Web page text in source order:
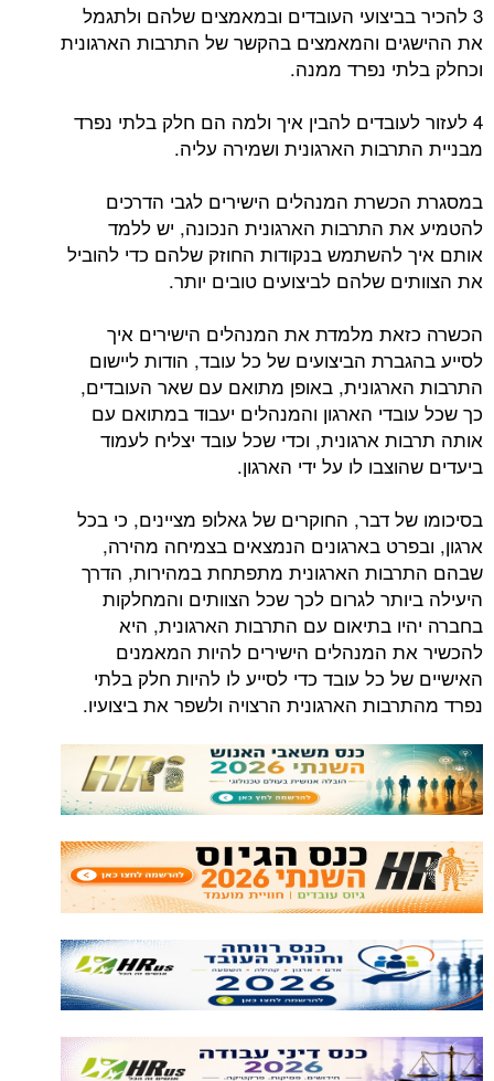
3 להכיר בביצועי העובדים ובמאמצים שלהם ולתגמל
את ההישגים והמאמצים בהקשר של התרבות הארגונית
וכחלק בלתי נפרד ממנה.
4 לעזור לעובדים להבין איך ולמה הם חלק בלתי נפרד
מבניית התרבות הארגונית ושמירה עליה.
במסגרת הכשרת המנהלים הישירים לגבי הדרכים
להטמיע את התרבות הארגונית הנכונה, יש ללמד
אותם איך להשתמש בנקודות החוזק שלהם כדי להוביל
את הצוותים שלהם לביצועים טובים יותר.
הכשרה כזאת מלמדת את המנהלים הישירים איך
לסייע בהגברת הביצועים של כל עובד, הודות ליישום
התרבות הארגונית, באופן מתואם עם שאר העובדים,
כך שכל עובדי הארגון והמנהלים יעבוד במתואם עם
אותה תרבות ארגונית, וכדי שכל עובד יצליח לעמוד
ביעדים שהוצבו לו על ידי הארגון.
בסיכומו של דבר, החוקרים של גאלופ מציינים, כי בכל
ארגון, ובפרט בארגונים הנמצאים בצמיחה מהירה,
שבהם התרבות הארגונית מתפתחת במהירות, הדרך
היעילה ביותר לגרום לכך שכל הצוותים והמחלקות
בחברה יהיו בתיאום עם התרבות הארגונית, היא
להכשיר את המנהלים הישירים להיות המאמנים
האישיים של כל עובד כדי לסייע לו להיות חלק בלתי
נפרד מהתרבות הארגונית הרצויה ולשפר את ביצועיו.